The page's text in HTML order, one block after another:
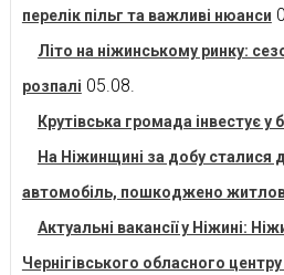
перелік пільг та важливі нюанси
Літо на ніжинському ринку:
розпалі 05.08.
Крутівська громада інвестує у
На Ніжинщині за добу сталися
автомобіль, пошкоджено
Актуальні вакансії у Ніжині:
Чернігівського обласного